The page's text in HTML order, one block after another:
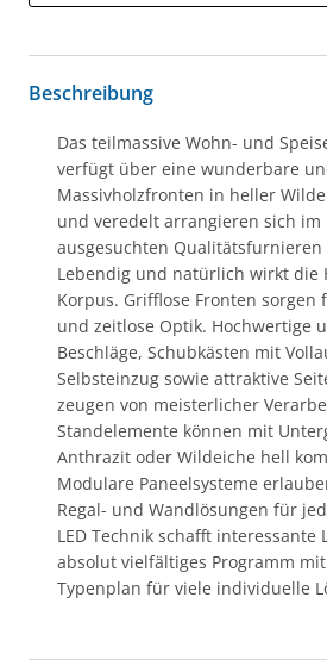
Beschreibung
Das teilmassive Wohn- und
verfügt über eine wunderbare
Massivholzfronten in heller
und veredelt arrangieren sich im
ausgesuchten Qualitätsfurnieren
Lebendig und natürlich wirkt die
Korpus. Grifflose Fronten sorgen
und zeitlose Optik. Hochwertige
Beschläge, Schubkästen mit
Selbsteinzug sowie attraktive
zeugen von meisterlicher
Standelemente können mit
Anthrazit oder Wildeiche hell
Modulare Paneelsysteme
Regal- und Wandlösungen für
LED Technik schafft interessante
absolut vielfältiges Programm
Typenplan für viele individuelle